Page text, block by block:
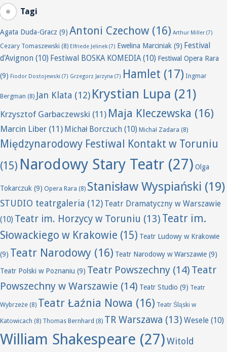
Tagi
Agata Duda-Gracz (9) Antoni Czechow (16) Arthur Miller (7)
Cezary Tomaszewski (8) Elfriede Jelinek (7) Ewelina Marciniak (9) Festival
d'Avignon (10) Festiwal BOSKA KOMEDIA (10) Festiwal Opera Rara
(9) Fiodor Dostojewski (7) Grzegorz Jarzyna (7) Hamlet (17) Ingmar
Bergman (8) Jan Klata (12) Krystian Lupa (21)
Krzysztof Garbaczewski (11) Maja Kleczewska (16)
Marcin Liber (11) Michał Borczuch (10) Michał Zadara (8)
Międzynarodowy Festiwal Kontakt w Toruniu
(15) Narodowy Stary Teatr (27) Olga
Tokarczuk (9) Opera Rara (8) Stanisław Wyspiański (19)
STUDIO teatrgaleria (12) Teatr Dramatyczny w Warszawie
(10) Teatr im. Horzycy w Toruniu (13) Teatr im.
Słowackiego w Krakowie (15) Teatr Ludowy w Krakowie
(9) Teatr Narodowy (16) Teatr Narodowy w Warszawie (9)
Teatr Polski w Poznaniu (9) Teatr Powszechny (14) Teatr
Powszechny w Warszawie (14) Teatr Studio (9) Teatr
Wybrzeże (8) Teatr Łaźnia Nowa (16) Teatr Śląski w
Katowicach (8) Thomas Bernhard (8) TR Warszawa (13) Wesele (10)
William Shakespeare (27)Witold